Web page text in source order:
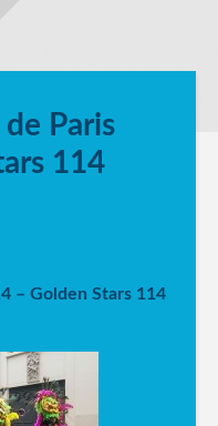
Paris
114
– Golden Stars 114